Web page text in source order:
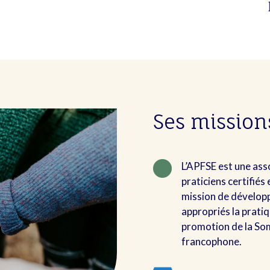
Ses

L’APFSE est une
praticiens certifiés
mission de
appropriés la
promotion de la
francophone.